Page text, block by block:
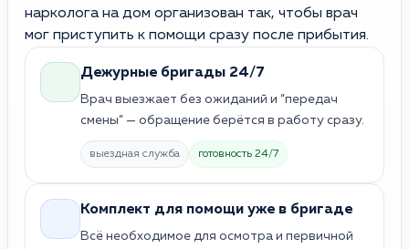
нарколога на дом организован так, чтобы врач
мог приступить к помощи сразу после прибытия.
Дежурные бригады 24/7
Врач выезжает без ожиданий и “передач
смены” — обращение берётся в работу сразу.
выездная служба готовность 24/7
Комплект для помощи уже в бригаде
Всё необходимое для осмотра и первичной